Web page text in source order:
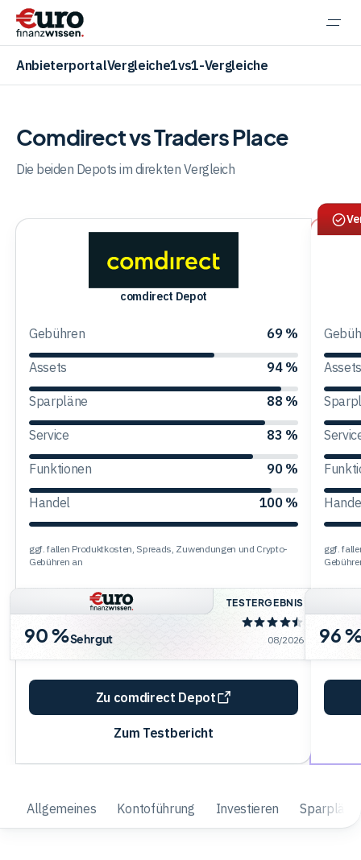
AnbieterportalVergleiche1vs1-Vergleiche
Aktien
ETF
Banking
Trading
Rohstoffe
Finanzen
Anleihen
Comdirect vs Traders Place
Die beiden Depots im direkten Vergleich
comdirect Depot
Gebühren 69 %
Assets 94 %
Sparpläne 88 %
Service 83 %
Funktionen 90 %
Handel 100 %
ggf. fallen Produktkosten, Spreads, Zuwendungen und Crypto-
Gebühren an
90 %Sehr gut
TESTERGEBNIS
08/2026
Zu comdirect Depot
Zum Testbericht
ggf.
96
Allgemeines Kontoführung Investieren Sparpläne